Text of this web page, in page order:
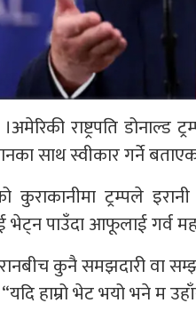
राष्ट्रपति
साथ स्वीकार गर्ने
कुराकानीमा ट्रम्पले
भेट्न पाउँदा आफूलाई गर्व
कुनै समझदारी वा
हाम्रो भेट भयो भने म